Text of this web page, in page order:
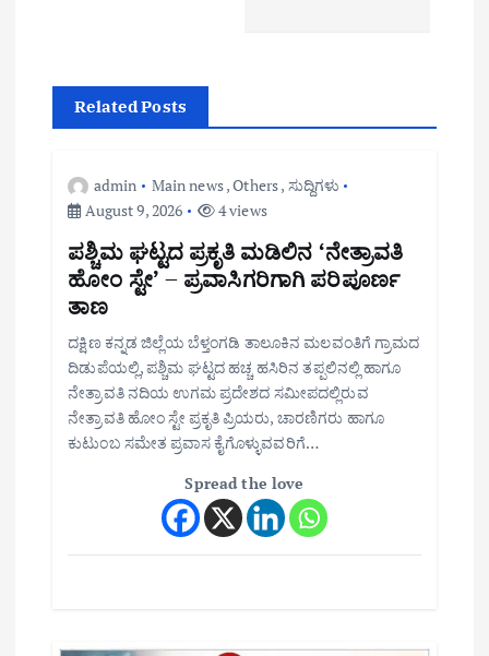
o
Related Posts
admin Main news,Others, ಸುದ್ದಿಗಳು
August 9, 2026
4 views
ಪಶ್ಚಿಮ ಘಟ್ಟದ ಪ್ರಕೃತಿ ಮಡಿಲಿನ ‘ನೇತ್ರಾವತಿ
ಹೋಂ ಸ್ಟೇ’ – ಪ್ರವಾಸಿಗರಿಗಾಗಿ ಪರಿಪೂರ್ಣ
ತಾಣ
ದಕ್ಷಿಣ ಕನ್ನಡ ಜಿಲ್ಲೆಯ ಬೆಳ್ತಂಗಡಿ ತಾಲೂಕಿನ ಮಲವಂತಿಗೆ ಗ್ರಾಮದ
ದಿಡುಪೆಯಲ್ಲಿ, ಪಶ್ಚಿಮ ಘಟ್ಟದ ಹಚ್ಚ ಹಸಿರಿನ ತಪ್ಪಲಿನಲ್ಲಿ ಹಾಗೂ
ನೇತ್ರಾವತಿ ನದಿಯ ಉಗಮ ಪ್ರದೇಶದ ಸಮೀಪದಲ್ಲಿರುವ
ನೇತ್ರಾವತಿ ಹೋಂ ಸ್ಟೇ ಪ್ರಕೃತಿ ಪ್ರಿಯರು, ಚಾರಣಿಗರು ಹಾಗೂ
ಕುಟುಂಬ ಸಮೇತ ಪ್ರವಾಸ ಕೈಗೊಳ್ಳುವವರಿಗೆ…
Spread the love